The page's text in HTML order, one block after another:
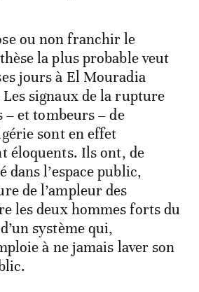
ou non franchir le
la plus probable veut
jours à El Mouradia
signaux de la rupture
– et tombeurs – de
sont en effet
éloquents. Ils ont, de
dans l’espace public,
de l’ampleur des
les deux hommes forts du
système qui,
à ne jamais laver son